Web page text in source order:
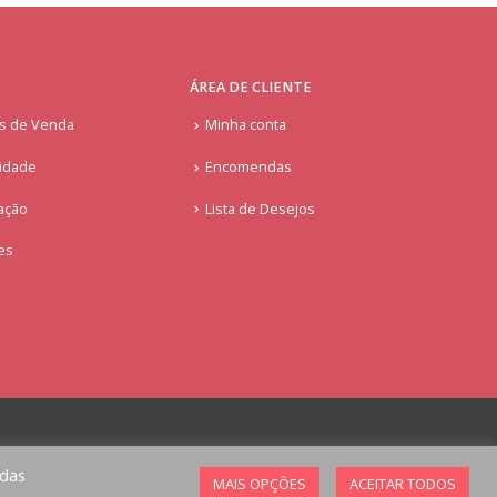
de Venda
ÁREA DE CLIENTE
Minha conta
Encomendas
Lista de Desejos
MAIS OPÇÕES ACEITAR TODOS